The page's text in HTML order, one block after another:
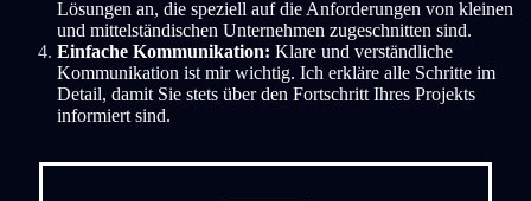
Lösungen an, die speziell auf die Anforderungen von kleinen
und mittelständischen Unternehmen zugeschnitten sind.
Einfache Kommunikation: Klare und verständliche
Kommunikation ist mir wichtig. Ich erkläre alle Schritte im
Detail, damit Sie stets über den Fortschritt Ihres Projekts
informiert sind.